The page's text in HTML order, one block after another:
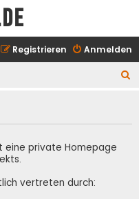
Anmelden
Registrieren
h
eine private Homepage
vertreten durch: